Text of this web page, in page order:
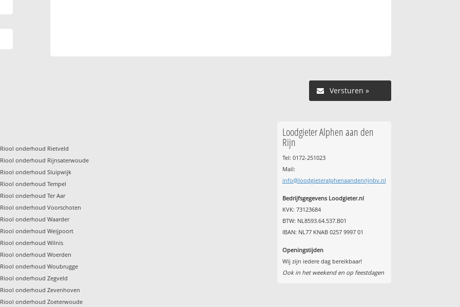
Versturen »
Riool onderhoud Rietveld
Riool onderhoud Rijnsaterwoude
Riool onderhoud Sluipwijk
Riool onderhoud Tempel
Riool onderhoud Ter Aar
Riool onderhoud Voorschoten
Riool onderhoud Waarder
Riool onderhoud Weijpoort
Riool onderhoud Wilnis
Riool onderhoud Woerden
Riool onderhoud Woubrugge
Riool onderhoud Zegveld
Riool onderhoud Zevenhoven
Riool onderhoud Zoeterwoude
Loodgieter Alphen aan den
Rijn
Tel: 0172-251023
Mail:
info@loodgieteralphenaandenrijnbv.nl
Bedrijfsgegevens Loodgieter.nl
KVK: 73123684
BTW: NL8593.64.537.B01
IBAN: NL77 KNAB 0257 9997 01
Openingstijden
Wij zijn iedere dag bereikbaar!
Ook in het weekend en op feestdagen